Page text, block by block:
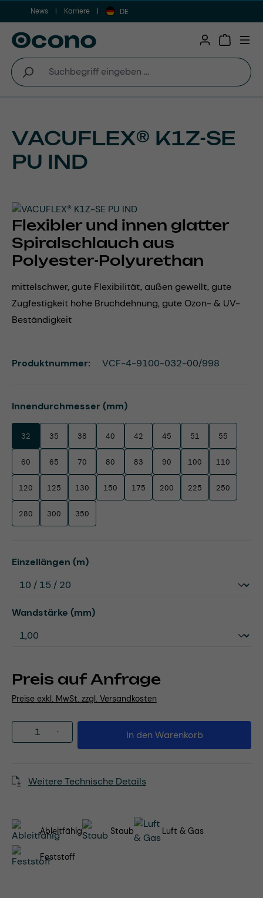
Zum Hauptinhalt springen
News Karriere DE
VACUFLEX® K1Z-SE
PU IND
Flexibler und innen glatter
Spiralschlauch aus
Polyester-Polyurethan
mittelschwer, gute Flexibilität, außen gewellt, gute
Zugfestigkeit hohe Bruchdehnung, gute Ozon- & UV-
Beständigkeit
Preis auf Anfrage
Preise exkl. MwSt. zzgl. Versandkosten
Innendurchmesser (mm)auswählen
32 35 38 40 42 45 51 55
60 65 70 80 83 90 100 110
120 125 130 150 175 200 225 250
280 300 350
Einzellängen (m)auswählen
Wandstärke (mm)auswählen
Produkt Anzahl: Gib den gewünschten
In den Warenkorb
Produktnummer: VCF-4-9100-032-00/998
Weitere Technische Details
Ableitfähig Staub Luft & Gas
Feststoff